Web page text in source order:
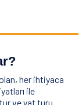
her ihtiyaca
ile
ve yat turu